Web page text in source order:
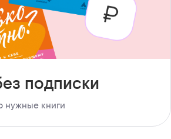
подписки
нужные книги